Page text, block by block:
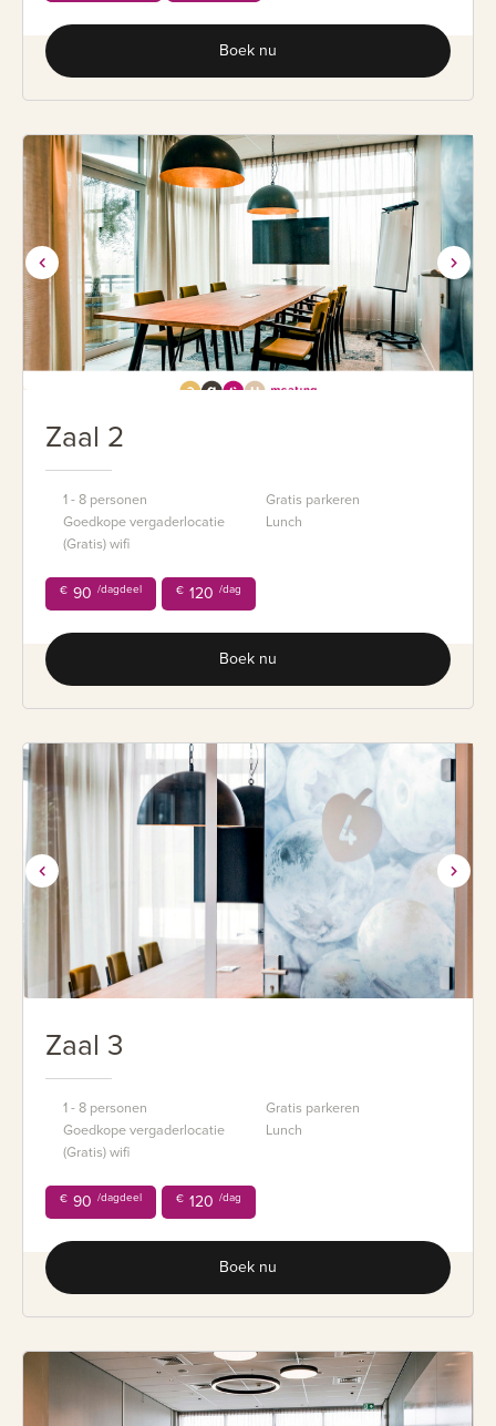
Boek nu
Zaal 2
1 - 8 personen
Goedkope vergaderlocatie
(Gratis) wifi
Gratis parkeren
Lunch
€ 90 /dagdeel € 120 /dag
Boek nu
Zaal 3
1 - 8 personen
Goedkope vergaderlocatie
(Gratis) wifi
Gratis parkeren
Lunch
€ 90 /dagdeel € 120 /dag
Boek nu